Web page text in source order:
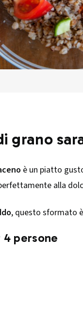
grano
è un piatto
alla
, questo sformato
4 persone